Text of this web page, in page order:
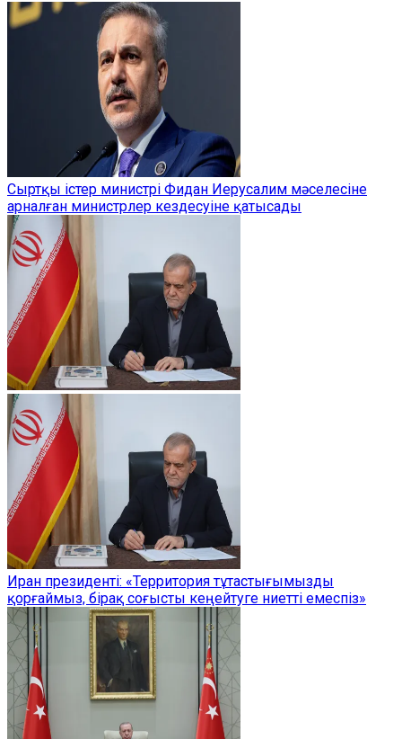
Сыртқы істер министрі Фидан Иерусалим мәселесіне
арналған министрлер кездесуіне қатысады
Иран президенті: «Территория тұтастығымызды
қорғаймыз, бірақ соғысты кеңейтуге ниетті емеспіз»